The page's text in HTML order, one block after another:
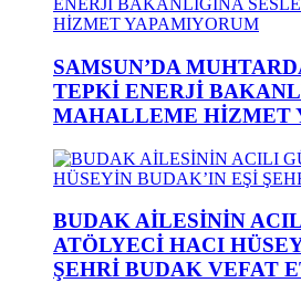
SAMSUN’DA
TEPKİ ENERJİ
MAHALLEME HİZMET
BUDAK AİLESİNİN
ATÖLYECİ HACI
ŞEHRİ BUDAK VEFAT